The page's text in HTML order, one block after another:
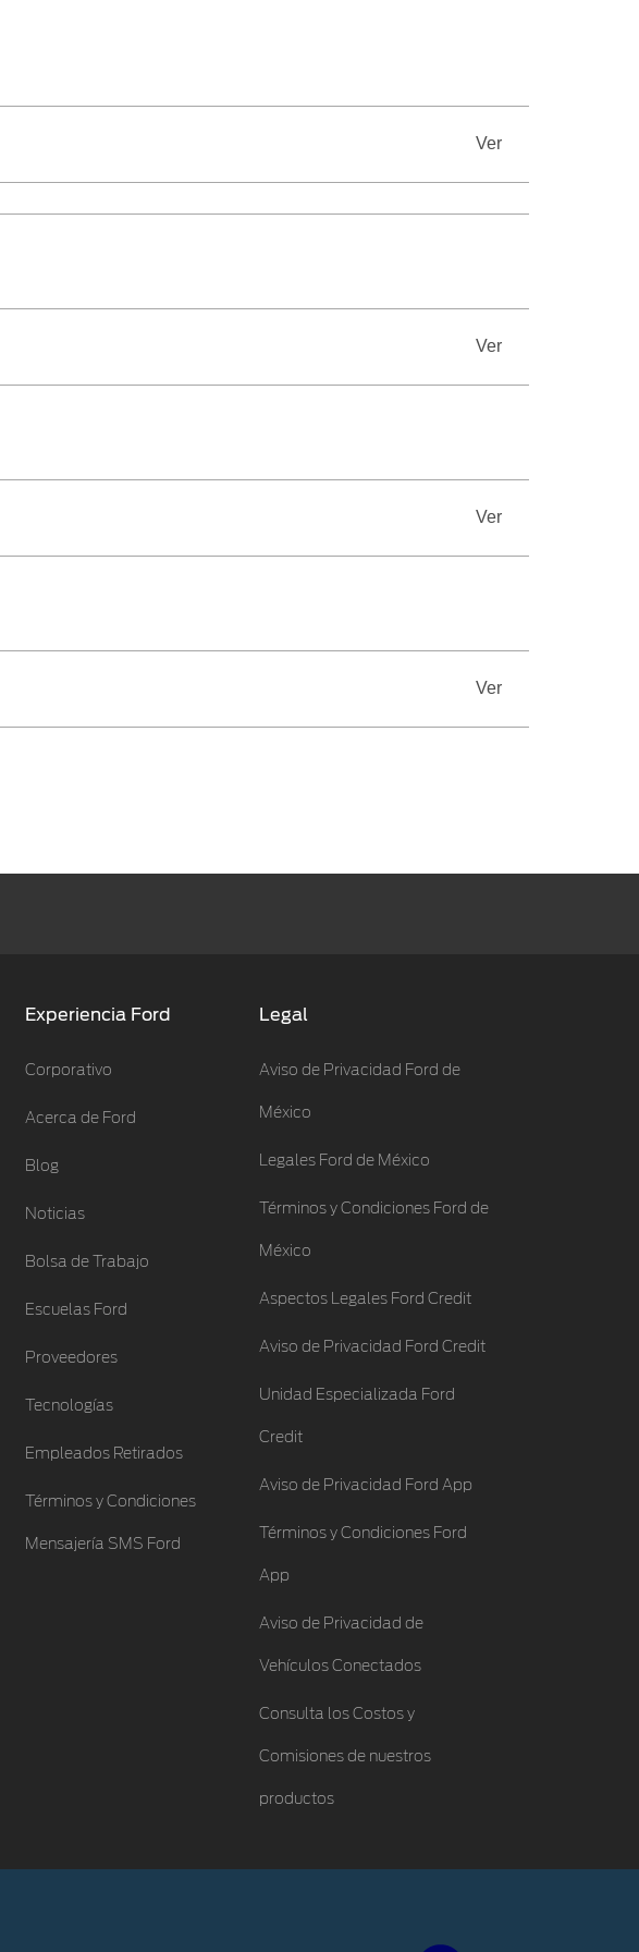
Ver
Ver
Ver
Ver
Experiencia Ford
Corporativo
Acerca de Ford
Blog
Noticias
Bolsa de Trabajo
Escuelas Ford
Proveedores
Tecnologías
Empleados Retirados
Términos y Condiciones
Mensajería SMS Ford
Legal
Aviso de Privacidad Ford de
México
Legales Ford de México
Términos y Condiciones Ford de
México
Aspectos Legales Ford Credit
Aviso de Privacidad Ford Credit
Unidad Especializada Ford
Credit
Aviso de Privacidad Ford App
Términos y Condiciones Ford
App
Aviso de Privacidad de
Vehículos Conectados
Consulta los Costos y
Comisiones de nuestros
productos